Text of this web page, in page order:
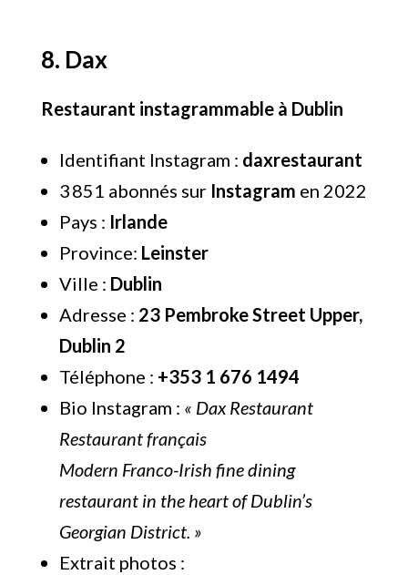
8. Dax
Restaurant instagrammable à Dublin
Identifiant Instagram : daxrestaurant
3 851 abonnés sur Instagram en 2022
Pays : Irlande
Province: Leinster
Ville : Dublin
Adresse : 23 Pembroke Street Upper,
Dublin 2
Téléphone : +353 1 676 1494
Bio Instagram : « Dax Restaurant
Restaurant français
Modern Franco-Irish fine dining
restaurant in the heart of Dublin’s
Georgian District. »
Extrait photos :